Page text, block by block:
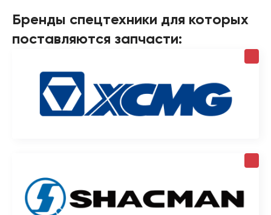
Бренды спецтехники для которых
поставляются запчасти: